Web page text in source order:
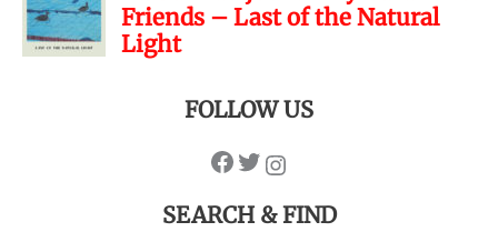
FOLLOW US
SEARCH & FIND